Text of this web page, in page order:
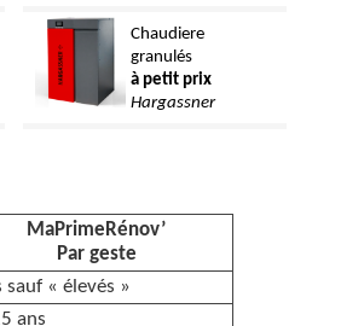
Chaudiere
granulés
à petit prix
Hargassner
MaPrimeRénov’
Par geste
sauf « élevés »
ans